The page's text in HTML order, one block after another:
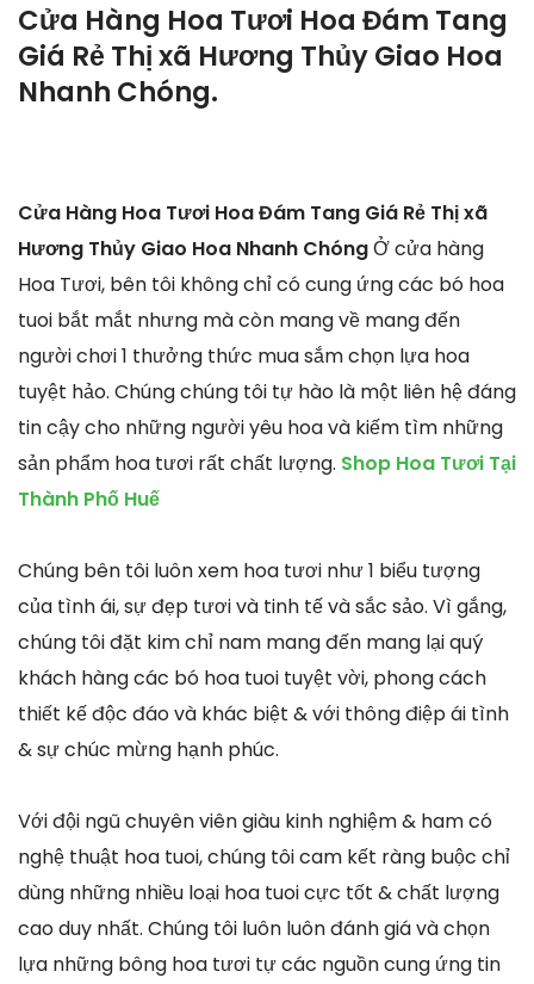
Cửa Hàng Hoa Tươi Hoa Đám Tang
Giá Rẻ Thị xã Hương Thủy Giao Hoa
Nhanh Chóng.
Cửa Hàng Hoa Tươi Hoa Đám Tang Giá Rẻ Thị xã
Hương Thủy Giao Hoa Nhanh ChóngỞ cửa hàng
Hoa Tươi, bên tôi không chỉ có cung ứng các bó hoa
tuoi bắt mắt nhưng mà còn mang về mang đến
người chơi 1 thưởng thức mua sắm chọn lựa hoa
tuyệt hảo. Chúng chúng tôi tự hào là một liên hệ đáng
tin cậy cho những người yêu hoa và kiếm tìm những
sản phẩm hoa tươi rất chất lượng. Shop Hoa Tươi Tại
Thành Phố Huế
Chúng bên tôi luôn xem hoa tươi như 1 biểu tượng
của tình ái, sự đẹp tươi và tinh tế và sắc sảo. Vì gắng,
chúng tôi đặt kim chỉ nam mang đến mang lại quý
khách hàng các bó hoa tuoi tuyệt vời, phong cách
thiết kế độc đáo và khác biệt & với thông điệp ái tình
& sự chúc mừng hạnh phúc.
Với đội ngũ chuyên viên giàu kinh nghiệm & ham có
nghệ thuật hoa tuoi, chúng tôi cam kết ràng buộc chỉ
dùng những nhiều loại hoa tuoi cực tốt & chất lượng
cao duy nhất. Chúng tôi luôn luôn đánh giá và chọn
lựa những bông hoa tươi tự các nguồn cung ứng tin